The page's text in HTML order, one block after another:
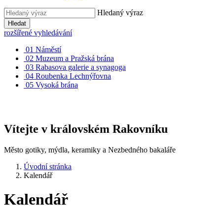
Hledaný výraz
Hledat
rozšířené vyhledávání
01 Náměstí
02 Muzeum a Pražská brána
03 Rabasova galerie a synagoga
04 Roubenka Lechnýřovna
05 Vysoká brána
Vítejte v královském Rakovníku
Město gotiky, mýdla, keramiky a Nezbedného bakaláře
Úvodní stránka
Kalendář
Kalendář